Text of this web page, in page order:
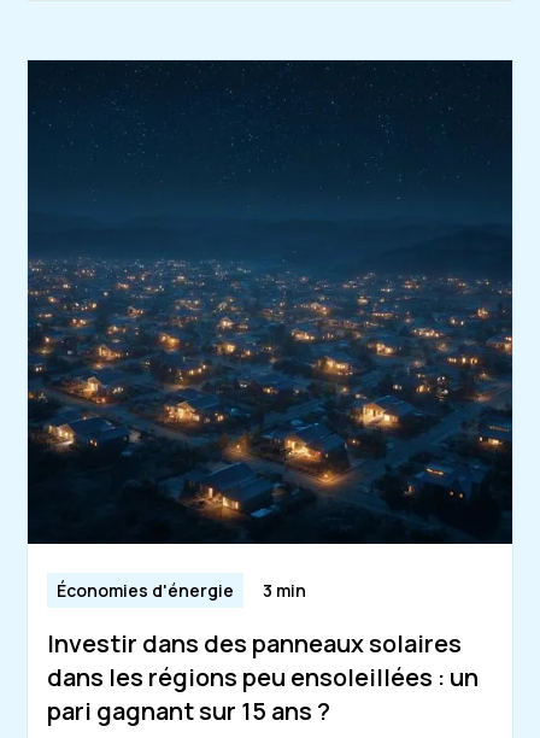
Économies d'énergie 3 min
Investir dans des panneaux solaires
dans les régions peu ensoleillées : un
pari gagnant sur 15 ans ?